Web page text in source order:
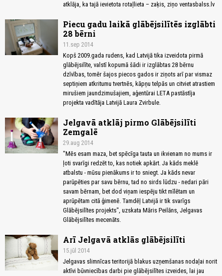
atklāja, ka tajā ievietota rotaļlieta – zaķis, ziņo ventasbalss.lv
Piecu gadu laikā glābējsilītēs izglābti
28 bērni
11.sep 2014
Kopš 2009.gada rudens, kad Latvijā tika izveidota pirmā
glābējsilīte, valstī kopumā šādi ir izglābtas 28 bērnu
dzīvības, tomēr šajos piecos gados ir ziņots arī par vismaz
septiņiem atkritumu tvertnēs, kāpņu telpās un citviet atrastiem
mirušiem jaundzimušajiem, aģentūrai LETA pastāstīja
projekta vadītāja Latvijā Laura Zvirbule.
Jelgavā atklāj pirmo Glābējsilīti
Zemgalē
29.aug 2014
"Mēs esam maza, bet spēcīga tauta un ikvienam no mums ir
ļoti svarīgi redzēt to, kas notiek apkārt. Ja kāds meklē
atbalstu - mūsu pienākums ir to sniegt. Ja kāds nevar
parūpēties par savu bērnu, tad no sirds lūdzu - nedari pāri
savam bērnam, bet dod viņam iespēju tikt mīlētam un
aprūpētam citā ģimenē. Tamdēļ Latvijā ir tik svarīgs
Glābējsilītes projekts", uzskata Māris Peilāns, Jelgavas
Glābējsilītes mecenāts.
Arī Jelgavā atklās glābējsilīti
15.jūl 2014
Jelgavas slimnīcas teritorijā blakus uzņemšanas nodaļai norit
aktīvi būvniecības darbi pie glābējsilītes izveides, lai jau